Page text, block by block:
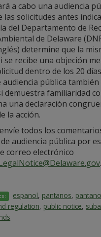
a cabo una audiencia
las solicitudes antes
del Departamento de
de Delaware
determine que la
se recibe una objeción
dentro de los 20
audiencia pública
demuestra familiaridad
una declaración
la acción.
todos los
audiencia pública por
correo electrónico
.
espanol, pantanos,
regulation, public notice,